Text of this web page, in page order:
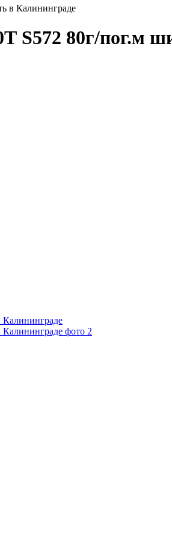
в Калининграде
S572 80г/пог.м